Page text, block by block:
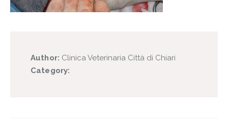
Author: Clinica Veterinaria Città di Chiari
Category: